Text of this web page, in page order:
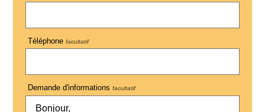
Téléphone facultatif
Demande d'informations facultatif